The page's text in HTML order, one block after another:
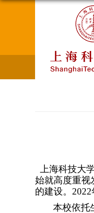
上海科技大
始就高度重视
的建设。 2022
本校依托